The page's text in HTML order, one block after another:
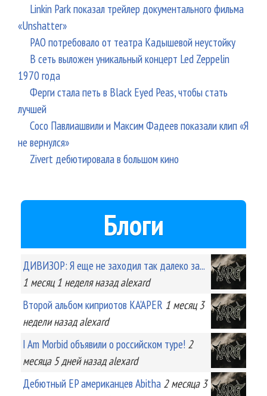
Linkin Park показал трейлер документального фильма
«Unshatter»
РАО потребовало от театра Кадышевой неустойку
В сеть выложен уникальный концерт Led Zeppelin
1970 года
Ферги стала петь в Black Eyed Peas, чтобы стать
лучшей
Сосо Павлиашвили и Максим Фадеев показали клип «Я
не вернулся»
Zivert дебютировала в большом кино
Блоги
ДИВИЗОР: Я еще не заходил так далеко за...
1 месяц 1 неделяназад alexard
Второй альбом киприотов KA'APER 1 месяц 3
неделиназад alexard
I Am Morbid объявили о российском туре! 2
месяца 5 днейназад alexard
Дебютный EP американцев Abitha 2 месяца 3